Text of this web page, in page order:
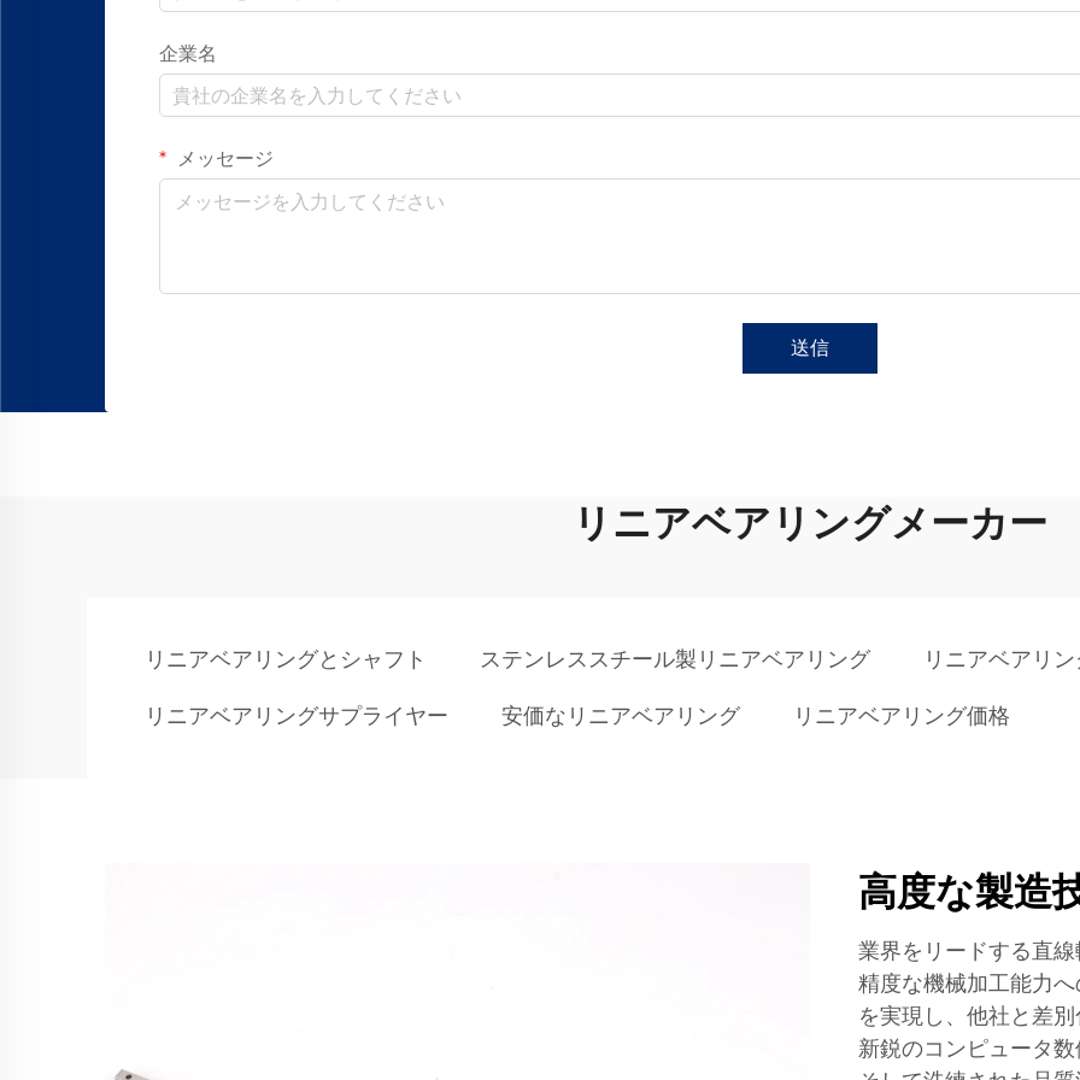
企業名
メッセージ
送信
リニアベアリングメーカー
リニアベアリングとシャフト ステンレススチール製リニアベアリング リニアベアリ
リニアベアリングサプライヤー 安価なリニアベアリング リニアベアリング価格
高度な製造
業界をリードする直
精度な機械加工能力
を実現し、他社と差
新鋭のコンピュータ